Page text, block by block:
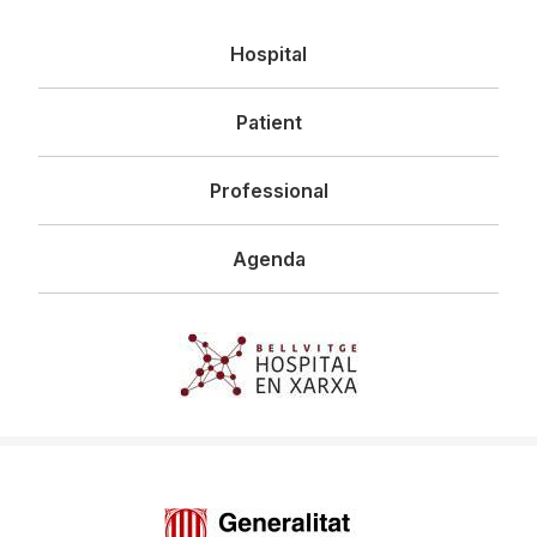
principal
Hospital
Patient
Professional
Agenda